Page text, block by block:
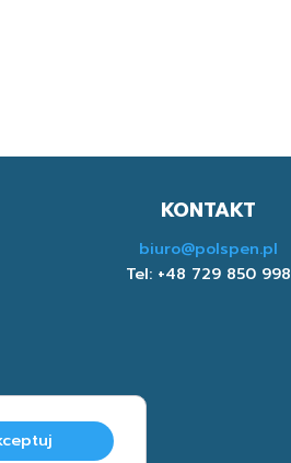
KONTAKT
biuro@polspen.pl
Tel: +48 729 850 998